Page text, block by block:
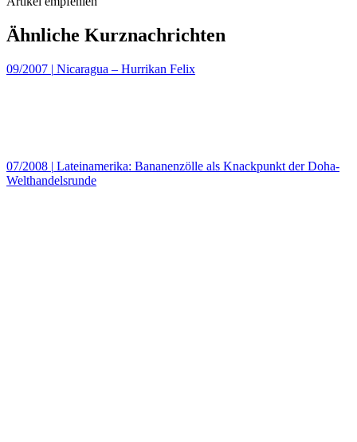
Ähnliche Kurznachrichten
09/2007 | Nicaragua – Hurrikan Felix
07/2008 | Lateinamerika: Bananenzölle als Knackpunkt der Doha-
Welthandelsrunde